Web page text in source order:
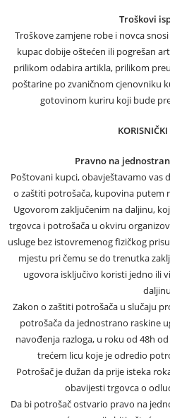
Troškovi
Troškove zamjene robe i novca
kupac dobije oštećen ili pogrešan
prilikom odabira artikla, prilikom
poštarine po zvaničnom cjenovniku
gotovinom kuriru koji bude
KORISNIČKI
Pravno na
Poštovani kupci, obavještavamo vas
o zaštiti potrošača, kupovina putem
Ugovorom zaključenim na daljinu,
trgovca i potrošača u okviru
usluge bez istovremenog fizičkog
mjestu pri čemu se do trenutka
ugovora isključivo koristi jedno ili
Zakon o zaštiti potrošača u slučaju
potrošača da jednostrano raskine
navođenja razloga, u roku od 48h
trećem licu koje je odredio
Potrošač je dužan da prije isteka
obavijesti trgovca o
Da bi potrošač ostvario pravo na